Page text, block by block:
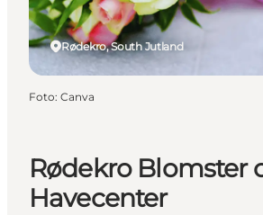
Rødekro Blomster
Havecenter
Rødekro, South Jutland
Foto: Canva